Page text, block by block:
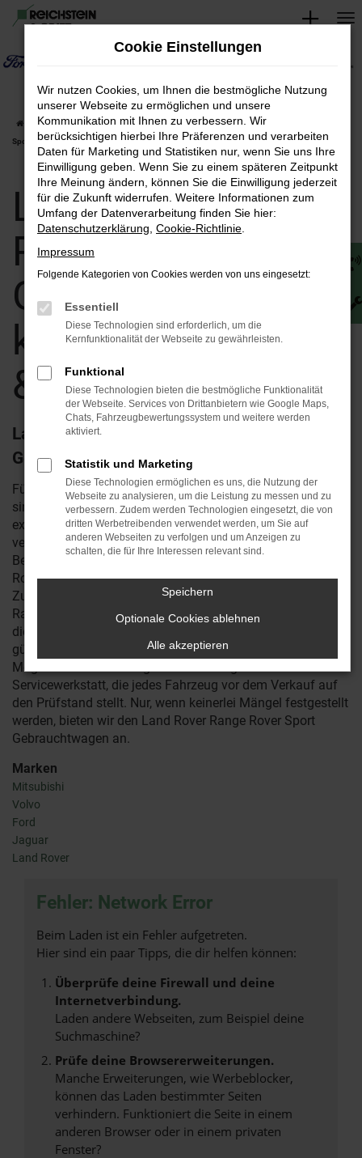
Zum
springen
Startseite Land Rover Land Rover Range Rover Sport
Land Rover Range Rover
Sport Gebrauchtwagen kaufen Reichstein & Opitz
Land Rover Range
Rover Sport
Gebrauchtwagen
kaufen Reichstein
& Opitz
Land Rover Range Rover Sport
Gebrauchtwagen – top in Preis und Qualität
Für einen Land Rover Range Rover Sport Gebrauchtwagen
sind wir gerne Ihr Ansprechpartner. Reichstein & Opitz
existiert bereits seit 1990 und arbeitet seit vielen Jahren
vertrauensvoll mit dem Hersteller Land Rover zusammen.
Bei uns erhalten Sie seit eh und je auch Land Rover Range
Rover Sport Gebrauchtwagen, die allesamt in erstklassigem
Zustand sind. Gerne beraten wir Sie zu Ihrem Land Rover
Range Rover Sport Gebrauchtwagen und erläutern Ihnen
die Vorteile der einzelnen Baujahre. Die Preise sind überaus
günstig, alldieweil wir Ihnen eine Garantie einräumen.
Möglich wird dies in enger Abstimmung mit unserer
Servicewerkstatt, die jedes Fahrzeug vor dem Verkauf auf
den Prüfstand stellt. Nur, wenn keinerlei Mängel festgestellt
werden, bieten wir den Land Rover Range Rover Sport
Gebrauchtwagen an.
Marken
Mitsubishi
Volvo
Ford
Jaguar
Land Rover
Fehler: Network Error
Beim Laden ist ein Fehler aufgetreten.
Hier sind ein paar Tipps, die dir helfen können:
Überprüfe deine Firewall und deine
Internetverbindung.
Laden andere Webseiten, zum Beispiel deine
Suchmaschine?
Prüfe deine Browsererweiterungen.
Manche Erweiterungen, wie Werbeblocker,
können das Laden bestimmter Seiten
verhindern. Funktioniert die Seite in einem
anderen Browser oder in einem privaten
Fenster?
Cookie Einstellungen
Wir nutzen Cookies, um Ihnen die bestmögliche Nutzung
unserer Webseite zu ermöglichen und unsere
Kommunikation mit Ihnen zu verbessern. Wir
berücksichtigen hierbei Ihre Präferenzen und verarbeiten
Daten für Marketing und Statistiken nur, wenn Sie uns Ihre
Einwilligung geben. Wenn Sie zu einem späteren Zeitpunkt
Ihre Meinung ändern, können Sie die Einwilligung jederzeit
für die Zukunft widerrufen. Weitere Informationen zum
Umfang der Datenverarbeitung finden Sie hier:
Datenschutzerklärung Cookie-Richtlinie
Impressum
Folgende Kategorien von Cookies werden von uns eingesetzt:
Essentiell
Diese Technologien sind erforderlich, um die
Kernfunktionalität der Webseite zu gewährleisten.
Funktional
Diese Technologien bieten die bestmögliche Funktionalität
der Webseite. Services von Drittanbietern wie Google Maps,
Chats, Fahrzeugbewertungssystem und weitere werden
aktiviert.
Statistik und Marketing
Diese Technologien ermöglichen es uns, die Nutzung der
Webseite zu analysieren, um die Leistung zu messen und zu
verbessern. Zudem werden Technologien eingesetzt, die von
dritten Werbetreibenden verwendet werden, um Sie auf
anderen Webseiten zu verfolgen und um Anzeigen zu
schalten, die für Ihre Interessen relevant sind.
Speichern
Optionale Cookies ablehnen
Alle akzeptieren